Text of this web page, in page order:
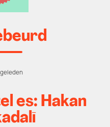
es: Hakan